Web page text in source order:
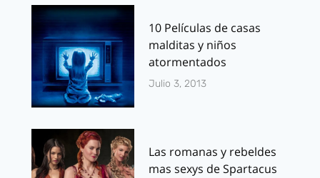
10 Películas de casas
malditas y niños
atormentados
Julio 3, 2013
Las romanas y rebeldes
mas sexys de Spartacus